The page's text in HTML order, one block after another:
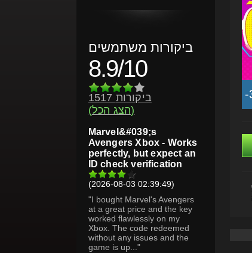
ביקורות משתמשים
8.9/10
1517 ביקורות
(הצג הכל)
Marvel&#039;s
Avengers Xbox - Works
perfectly, but expect an
ID check verification
(2026-08-03 02:39:49)
"I bought Marvel's Avengers
at a great price and the key
worked flawlessly on my
Xbox. The code redeemed
without any issues and the
game is up..."
-